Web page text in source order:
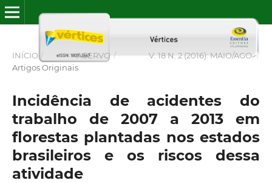
INÍCIO / ACERVO / V. 18 N. 2 (2016): MAIO/AGO. /
Artigos Originais
Incidência de acidentes do
trabalho de 2007 a 2013 em
florestas plantadas nos estados
brasileiros e os riscos dessa
atividade